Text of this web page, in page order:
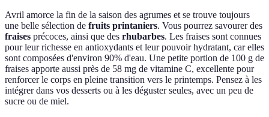
Avril amorce la fin de la saison des agrumes et se trouve toujours
une belle sélection de fruits printaniers. Vous pourrez savourer des
fraises précoces, ainsi que des rhubarbes. Les fraises sont connues
pour leur richesse en antioxydants et leur pouvoir hydratant, car elles
sont composées d'environ 90% d'eau. Une petite portion de 100 g de
fraises apporte aussi près de 58 mg de vitamine C, excellente pour
renforcer le corps en pleine transition vers le printemps. Pensez à les
intégrer dans vos desserts ou à les déguster seules, avec un peu de
sucre ou de miel.